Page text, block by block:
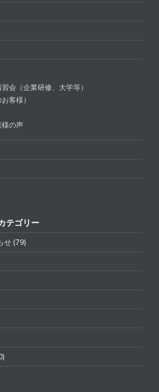
会（企業研修、大学等）
客様）
の声
テゴリー
せ (79)